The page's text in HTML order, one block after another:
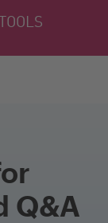
Q&A